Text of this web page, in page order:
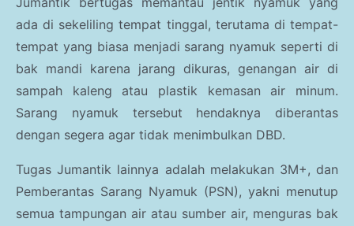
ada di sekeliling tempat tinggal, terutama di tempat-
tempat yang biasa menjadi sarang nyamuk seperti di
bak mandi karena jarang dikuras, genangan air di
sampah kaleng atau plastik kemasan air minum.
Sarang nyamuk tersebut hendaknya diberantas
dengan segera agar tidak menimbulkan DBD.
Tugas Jumantik lainnya adalah melakukan 3M+, dan
Pemberantas Sarang Nyamuk (PSN), yakni menutup
semua tampungan air atau sumber air, menguras bak